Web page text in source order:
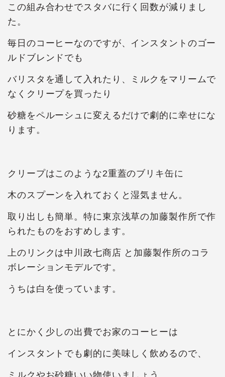
この組み合わせでスタバに行く回数が減りまし
た。
毎日のコーヒーなのですが、インスタントのゴー
ルドブレンドでも
バリスタを通して入れたり、ミルクをマリームで
なくクリープを買ったり
砂糖をペルーシュに変えるだけで劇的に幸せにな
ります。
クリープはこのような2重蓋のブリキ缶に
木のスプーンを入れておくと湿気ません。
取り出しも簡単。特に東京浅草の加藤製作所で作
られたものをおすめします。
上のリンクは中川政七商店 と加藤製作所のコラ
ボレーションモデルです。
うちは白を使っています。
とにかく少しの出費でお家のコーヒーは
インスタントでも劇的に美味しく飲めるので、